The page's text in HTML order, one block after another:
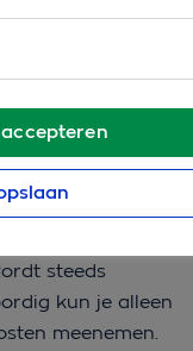
steeds
kun je alleen
meenemen.